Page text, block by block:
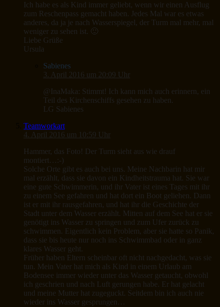
Ich habe es als Kind immer geliebt, wenn wir einen Ausflug
zum Reschenpass gemacht haben. Jedes Mal war es etwas
anderes, da ja je nach Wasserspiegel, der Turm mal mehr, mal
weniger zu sehen ist. 🙂
Liebe Grüße
Ursula
Sabienes
3. April 2016 um 20:09 Uhr
@InaMaka: Stimmt! Ich kann mich auch erinnern, ein
Teil des Kirchenschiffs gesehen zu haben.
LG Sabienes
Teamworkart
4. April 2016 um 10:59 Uhr
Hammer, das Foto! Der Turm sieht aus wie drauf
montiert…:-)
Solche Orte gibt es auch bei uns. Meine Nachbarin hat mir
mal erzählt, dass sie davon ein Kindheitstrauma hat. Sie war
eine gute Schwimmerin, und ihr Vater ist eines Tages mit ihr
zu einem See gefahren und hat dort ein Boot geliehen. Dann
ist er mit ihr rausgefahren, und hat ihr die Geschichte der
Stadt unter dem Wasser erzählt. Mitten auf dem See hat er sie
genötigt ins Wasser zu springen und zum Ufer zurück zu
schwimmen. Eigentlich kein Problem, aber sie hatte so Panik,
dass sie bis heute nur noch ins Schwimmbad oder in ganz
klares Wasser geht.
Früher haben Eltern scheinbar oft nicht nachgedacht, was sie
tun. Mein Vater hat mich als Kind in einem Urlaub am
Bodensee immer wieder unter das Wasser getaucht, obwohl
ich geschrien und nach Luft gerungen habe. Er hat gelacht
und meine Mutter hat zugeguckt. Seitdem bin ich auch nie
wieder ins Wasser gesprungen…